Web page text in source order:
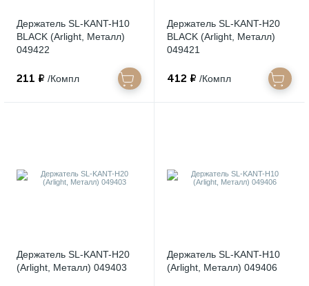
Держатель SL-KANT-H10
BLACK (Arlight, Металл)
049422
211 ₽ /Компл
Держатель SL-KANT-H20
BLACK (Arlight, Металл)
049421
412 ₽ /Компл
Держатель SL-KANT-H20
(Arlight, Металл) 049403
Держатель SL-KANT-H10
(Arlight, Металл) 049406